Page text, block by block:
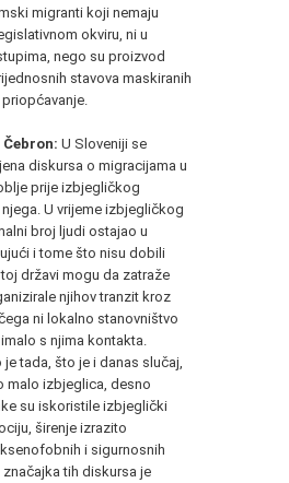
migranti koji nemaju
okviru, ni u
nego su proizvod
stavova maskiranih
U Sloveniji se
diskursa o migracijama u
prije izbjegličkog
U vrijeme izbjegličkog
broj ljudi ostajao u
i tome što nisu dobili
državi mogu da zatraže
njihov tranzit kroz
ni lokalno stanovništvo
s njima kontakta.
tada, što je i danas slučaj,
malo izbjeglica, desno
su iskoristile izbjeglički
širenje izrazito
i sigurnosnih
značajka tih diskursa je